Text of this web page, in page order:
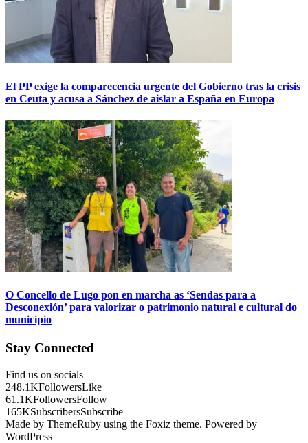
El PP exige la comparecencia urgente del Gobierno tras la crisis
en Ceuta y acusa a Sánchez de aislar a España en Europa
O Concello de Lugo pon en marcha as ‘Sendas para a
Desconexión’ para valorizar o patrimonio natural e cultural do
municipio
Stay Connected
Find us on socials
248.1KFollowersLike
61.1KFollowersFollow
165KSubscribersSubscribe
Made by ThemeRuby using the Foxiz theme. Powered by
WordPress